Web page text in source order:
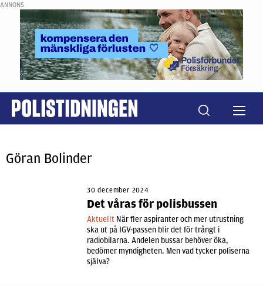
ANNONS
Göran Bolinder
30 december 2024
Det våras för polisbussen
Aktuellt När fler aspiranter och mer utrustning
ska ut på IGV-passen blir det för trångt i
radiobilarna. Andelen bussar behöver öka,
bedömer myndigheten. Men vad tycker poliserna
själva?